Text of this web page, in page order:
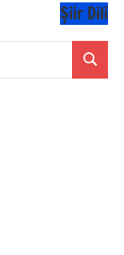
Şiir Dili
Ara